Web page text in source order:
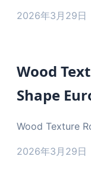
2026年3月29日
Wood
Shape
Wood Texture
2026年3月29日